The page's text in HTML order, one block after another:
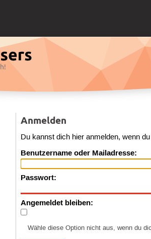
Anmelden
Du kannst dich hier anmelden, wenn
Benutzername oder Mailadresse:
Passwort:
Angemeldet bleiben:
Wähle diese Option nicht aus, wenn du